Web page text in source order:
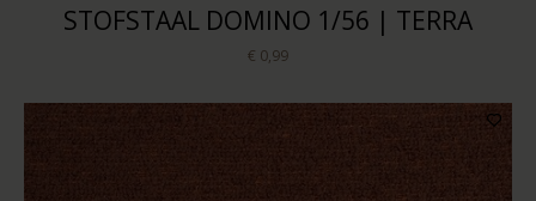
STOFSTAAL DOMINO 1/56 | TERRA
€ 0,99